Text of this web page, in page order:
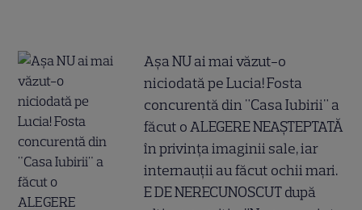
Așa NU ai mai văzut-o
niciodată pe Lucia! Fosta
concurentă din "Casa Iubirii" a
făcut o ALEGERE NEAȘTEPTATĂ
în privința imaginii sale, iar
internauții au făcut ochii mari.
E DE NERECUNOSCUT după